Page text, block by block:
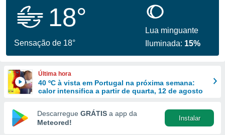
fornecidas
a este
das
e
forma
digital
18°
Sensação de 18°
Lua minguante
Iluminada: 15%
Última hora
40 ºC à vista em Portugal na próxima semana:
calor intensifica a partir de quarta, 12 de agosto
Descarregue GRÁTIS a app da
Meteored!
Instalar